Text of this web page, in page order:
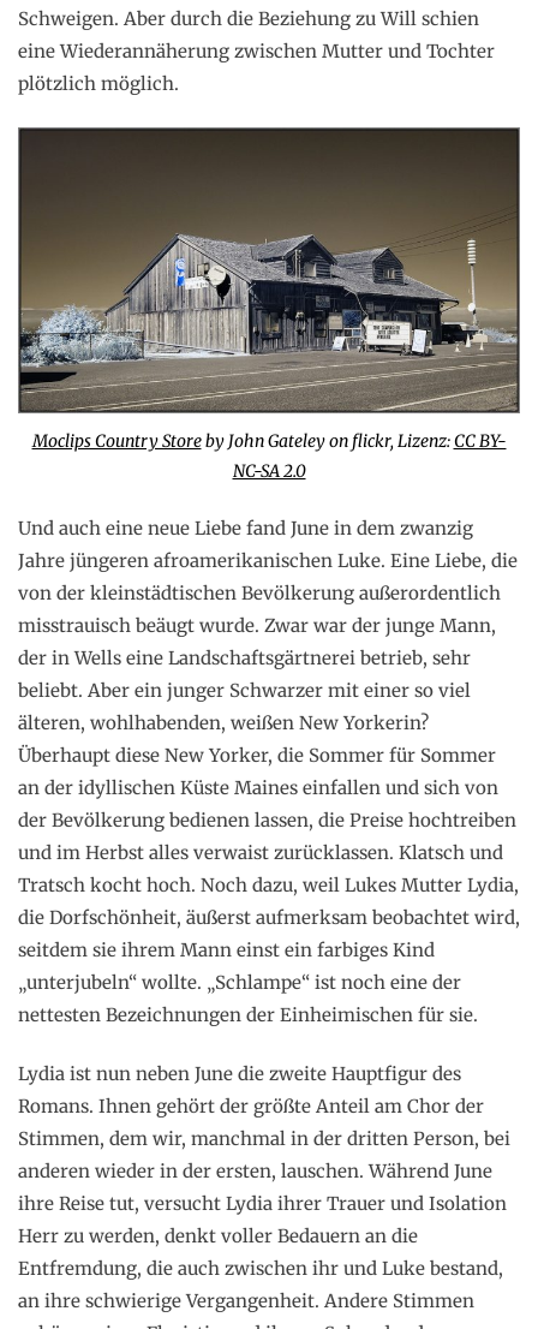
Schweigen. Aber durch die Beziehung zu Will schien
eine Wiederannäherung zwischen Mutter und Tochter
plötzlich möglich.
Moclips Country Storeby John Gateley on flickr, Lizenz:CC BY-
NC-SA 2.0
Und auch eine neue Liebe fand June in dem zwanzig
Jahre jüngeren afroamerikanischen Luke. Eine Liebe, die
von der kleinstädtischen Bevölkerung außerordentlich
misstrauisch beäugt wurde. Zwar war der junge Mann,
der in Wells eine Landschaftsgärtnerei betrieb, sehr
beliebt. Aber ein junger Schwarzer mit einer so viel
älteren, wohlhabenden, weißen New Yorkerin?
Überhaupt diese New Yorker, die Sommer für Sommer
an der idyllischen Küste Maines einfallen und sich von
der Bevölkerung bedienen lassen, die Preise hochtreiben
und im Herbst alles verwaist zurücklassen. Klatsch und
Tratsch kocht hoch. Noch dazu, weil Lukes Mutter Lydia,
die Dorfschönheit, äußerst aufmerksam beobachtet wird,
seitdem sie ihrem Mann einst ein farbiges Kind
„unterjubeln“ wollte. „Schlampe“ ist noch eine der
nettesten Bezeichnungen der Einheimischen für sie.
Lydia ist nun neben June die zweite Hauptfigur des
Romans. Ihnen gehört der größte Anteil am Chor der
Stimmen, dem wir, manchmal in der dritten Person, bei
anderen wieder in der ersten, lauschen. Während June
ihre Reise tut, versucht Lydia ihrer Trauer und Isolation
Herr zu werden, denkt voller Bedauern an die
Entfremdung, die auch zwischen ihr und Luke bestand,
an ihre schwierige Vergangenheit. Andere Stimmen